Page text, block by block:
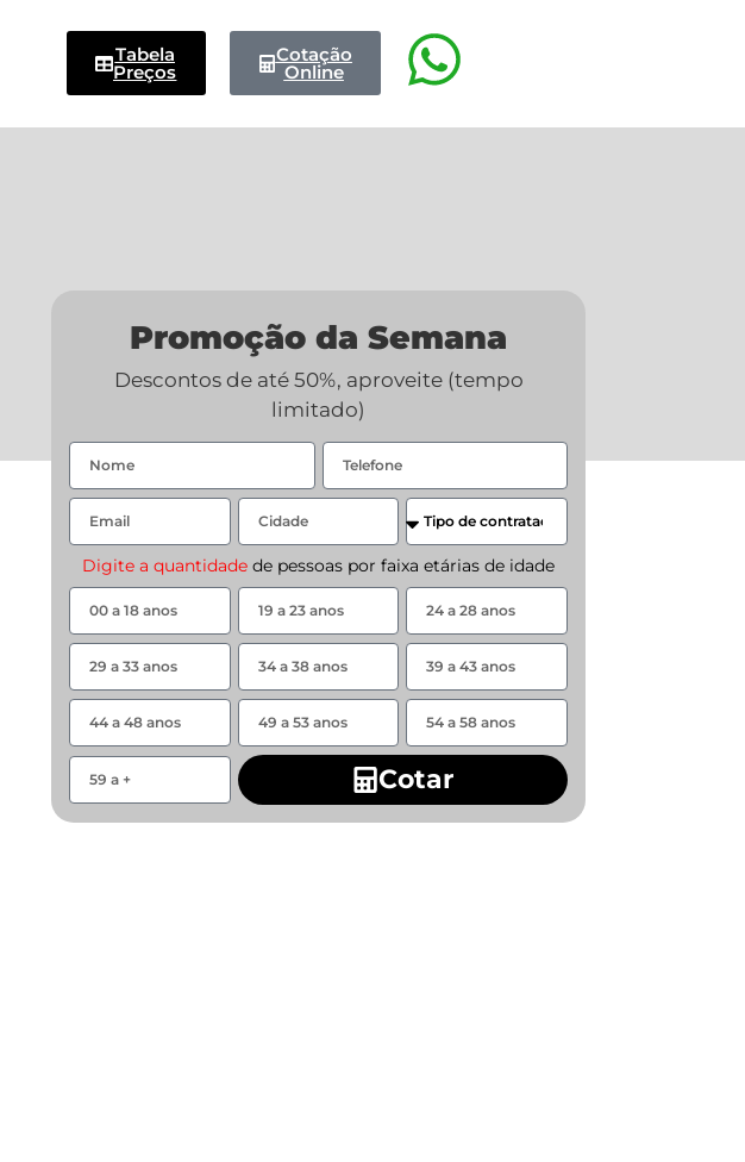
Tabela
Preços
Cotação
Online
Promoção da Semana
Descontos de até 50%, aproveite (tempo
limitado)
Digite a quantidade de pessoas por faixa etárias de idade
Cotar